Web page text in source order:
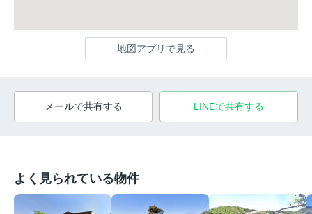
地図アプリで見る
メールで共有する LINEで共有する
よく見られている物件